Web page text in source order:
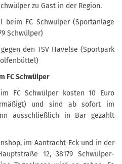
zu Gast in der Region.
beim FC Schwülper (Sportanlage
Schwülper)
den TSV Havelse (Sportpark
FC Schwülper
FC Schwülper kosten 10 Euro
und sind ab sofort im
ausschließlich in Bar gezahlt
im Aantracht-Eck und in der
12, 38179 Schwülper-